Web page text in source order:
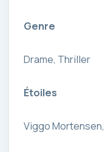
Genre
Drame, Thriller
Étoiles
Viggo